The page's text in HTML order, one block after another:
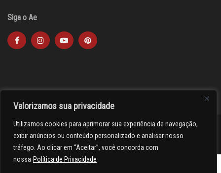
Valorizamos sua privacidade
Utilizamos cookies para aprimorar sua experiência de navegação,
exibir anúncios ou conteúdo personalizado e analisar nosso
tráfego. Ao clicar em “Aceitar”, você concorda com
nossa Política de Privacidade
Siga o Ae
><(((º> 17